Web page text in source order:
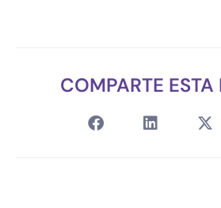
COMPARTE